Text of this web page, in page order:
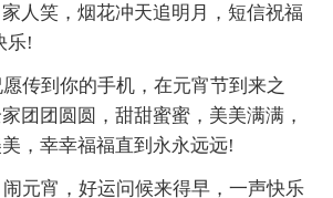
人笑，烟花冲天追明月，短信祝福
乐!
传到你的手机，在元宵节到来之
团团圆圆，甜甜蜜蜜，美美满满，
，幸幸福福直到永永远远!
元宵，好运问候来得早，一声快乐